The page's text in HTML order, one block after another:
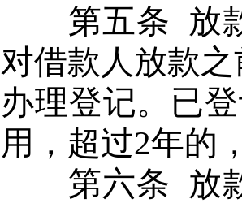
第五条 放
对借款人放款
办理登记。已
用，超过2年的
第六条 放